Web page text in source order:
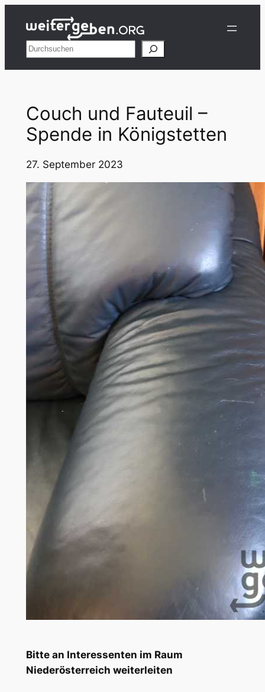
Inhalt
springenSuchen
Couch und Fauteuil –
Spende in Königstetten
27. September 2023
Bitte an Interessenten im Raum
Niederösterreich weiterleiten